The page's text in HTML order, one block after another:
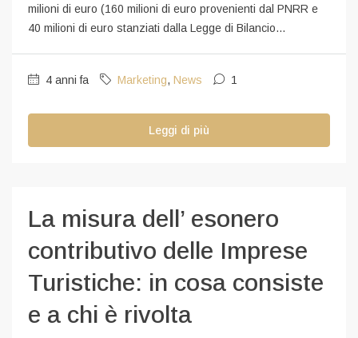
milioni di euro (160 milioni di euro provenienti dal PNRR e
40 milioni di euro stanziati dalla Legge di Bilancio...
4 anni fa Marketing, News 1
Leggi di più
La misura dell’ esonero
contributivo delle Imprese
Turistiche: in cosa consiste
e a chi è rivolta